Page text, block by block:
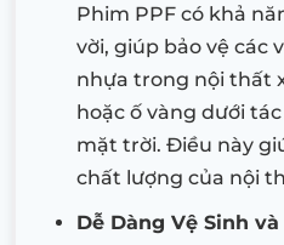
Phim PPF có khả
vời, giúp bảo vệ các
nhựa trong nội thất
hoặc ố vàng dưới
mặt trời. Điều này
chất lượng của nội
Dễ Dàng Vệ Sinh và